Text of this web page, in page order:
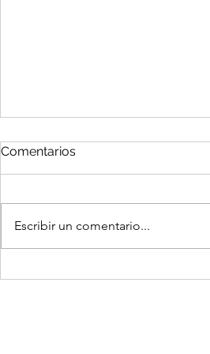
Comentarios
Escribir un comentario...